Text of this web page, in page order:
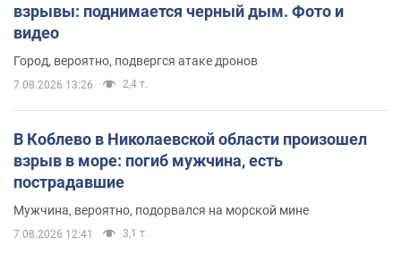
взрывы: поднимается черный дым. Фото и
видео
Город, вероятно, подвергся атаке дронов
7.08.2026 13:26 2,4 т.
В Коблево в Николаевской области произошел
взрыв в море: погиб мужчина, есть
пострадавшие
Мужчина, вероятно, подорвался на морской мине
7.08.2026 12:41 3,1 т.